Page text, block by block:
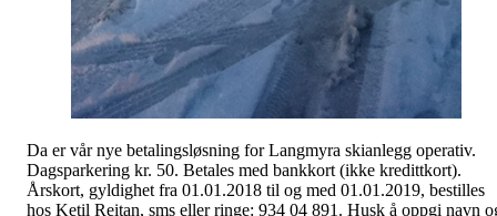
Da er vår nye betalingsløsning for Langmyra skianlegg operativ.
Dagsparkering kr. 50. Betales med bankkort (ikke kredittkort).
Årskort, gyldighet fra 01.01.2018 til og med 01.01.2019, bestilles
hos Ketil Reitan, sms eller ringe: 934 04 891. Husk å oppgi navn